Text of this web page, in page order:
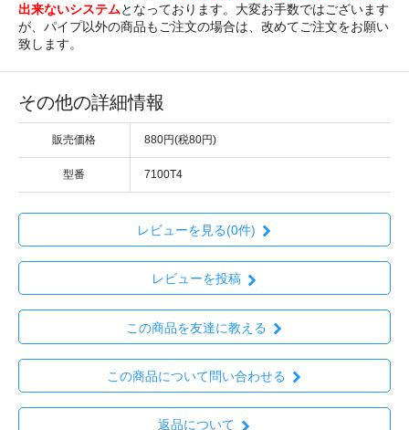
出来ないシステムとなっております。大変お手数ではございます
が、パイプ以外の商品もご注文の場合は、改めてご注文をお願い
致します。
その他の詳細情報
販売価格 880円(税80円)
型番 7100T4
レビューを見る(0件)
レビューを投稿
この商品を友達に教える
この商品について問い合わせる
返品について